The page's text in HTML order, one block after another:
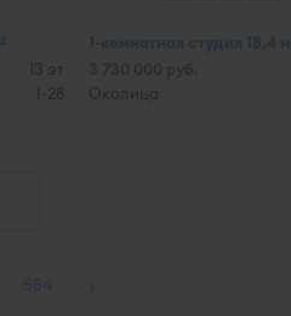
2
13 эт
I-28
1-комнатная студия 18,4 м
Околица
554 ›